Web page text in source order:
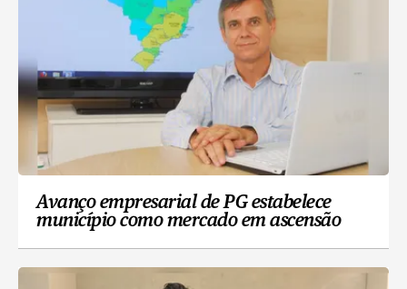
Avanço empresarial de PG estabelece
município como mercado em ascensão